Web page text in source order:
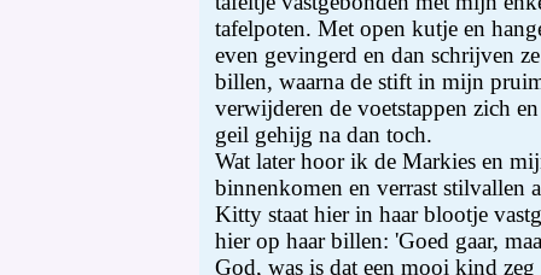
tafelpoten. Met open kutje en
even gevingerd en dan schrijven
billen, waarna de stift in mijn
verwijderen de voetstappen zich
geil gehijg na dan toch.
Wat later hoor ik de Markies en
binnenkomen en verrast stilvallen
Kitty staat hier in haar blootje
hier op haar billen: 'Goed gaar,
God, was is dat een mooi kind